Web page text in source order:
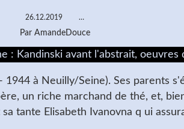
26.12.2019 …
Par AmandeDouce
1944 à Neuilly/Seine). Ses parents
un riche marchand de thé, et,
tante Elisabeth Ivanovna q ui